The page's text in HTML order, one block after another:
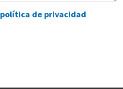
política de privacidad